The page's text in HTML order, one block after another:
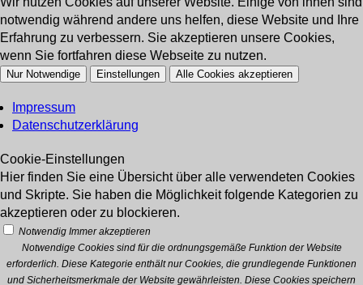
notwendig während andere uns helfen, diese Website und Ihre
Erfahrung zu verbessern. Sie akzeptieren unsere Cookies,
wenn Sie fortfahren diese Webseite zu nutzen.
Nur Notwendige Einstellungen Alle Cookies akzeptieren
Impressum
Datenschutzerklärung
Cookie-Einstellungen
Hier finden Sie eine Übersicht über alle verwendeten Cookies
und Skripte. Sie haben die Möglichkeit folgende Kategorien zu
akzeptieren oder zu blockieren.
Notwendig Immer akzeptieren
Notwendige Cookies sind für die ordnungsgemäße Funktion der Website
erforderlich. Diese Kategorie enthält nur Cookies, die grundlegende Funktionen
und Sicherheitsmerkmale der Website gewährleisten. Diese Cookies speichern